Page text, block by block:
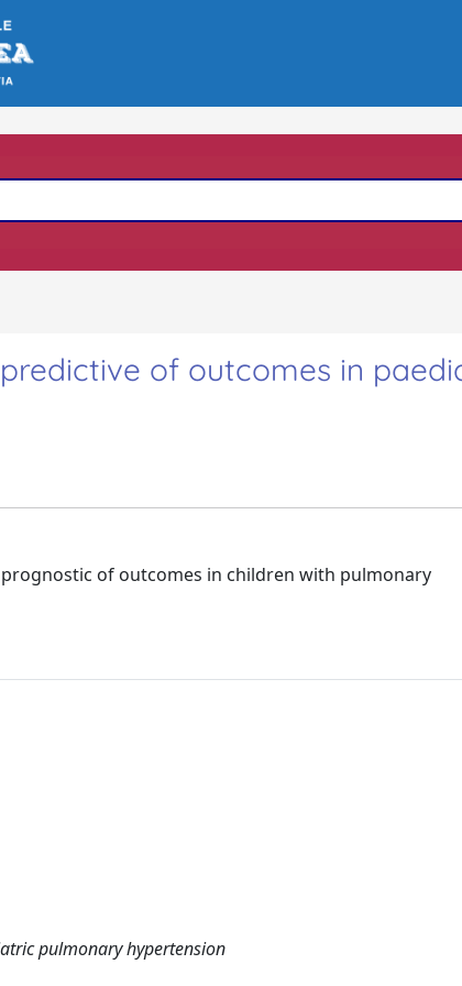
of outcomes in
of outcomes in children with pulmonary
pulmonary hypertension